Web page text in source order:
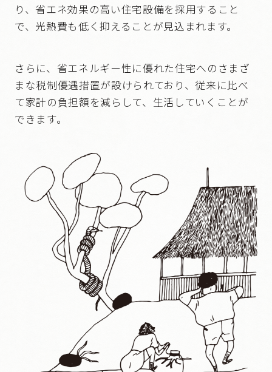
り、省エネ効果の高い住宅設備を採用すること
で、光熱費も低く抑えることが見込まれます。
さらに、省エネルギー性に優れた住宅へのさまざ
まな税制優遇措置が設けられており、従来に比べ
て家計の負担額を減らして、生活していくことが
できます。